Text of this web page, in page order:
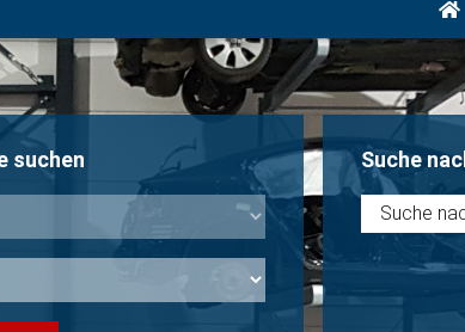
suchen Suche